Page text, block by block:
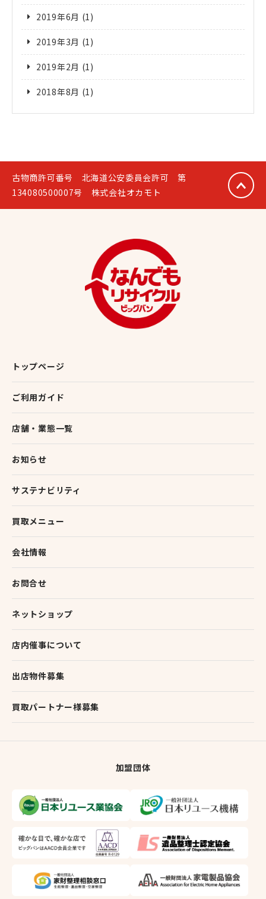
2019年6月 (1)
2019年3月 (1)
2019年2月 (1)
2018年8月 (1)
古物商許可番号 北海道公安委員会許可 第
134080500007号 株式会社オカモト
トップページ
ご利用ガイド
店舗・業態一覧
お知らせ
サステナビリティ
買取メニュー
会社情報
お問合せ
ネットショップ
店内催事について
出店物件募集
買取パートナー様募集
加盟団体